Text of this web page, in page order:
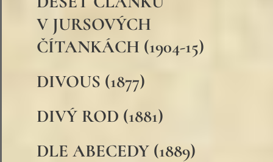
V JURSOVÝCH
ČÍTANKÁCH (1904-15)
DIVOUS (1877)
DIVÝ ROD (1881)
DLE ABECEDY (1889)